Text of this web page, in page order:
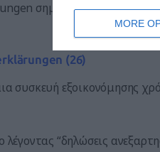
MORE
σημαίνει “σχέση
(26)
συσκευή εξοικονόμησης
λέγοντας “δηλώσεις